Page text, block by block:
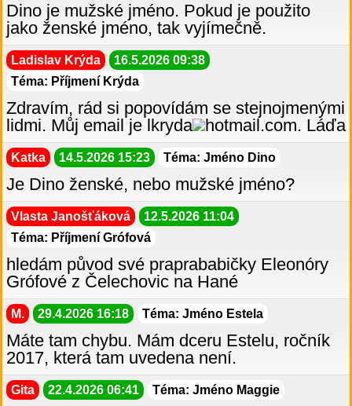
Dino je mužské jméno. Pokud je použito
jako ženské jméno, tak vyjímečně.
Ladislav Krýda
16.5.2026 09:38
Téma: Příjmení Krýda
Zdravím, rád si popovídám se stejnojmenými
lidmi. Můj email je lkryda
hotmail.com. Láďa
Katka 14.5.2026 15:23 Téma: Jméno Dino
Je Dino ženské, nebo mužské jméno?
Vlasta Janošťáková
12.5.2026 11:04
Téma: Příjmení Grófová
hledám původ své praprababičky Eleonóry
Grófové z Čelechovic na Hané
M. 29.4.2026 16:18 Téma: Jméno Estela
Máte tam chybu. Mám dceru Estelu, ročník
2017, která tam uvedena není.
Gita 22.4.2026 06:41 Téma: Jméno Maggie